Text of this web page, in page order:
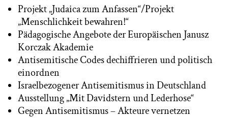
Projekt „Judaica zum Anfassen“/Projekt
„Menschlichkeit bewahren!“
Pädagogische Angebote der Europäischen Janusz
Korczak Akademie
Antisemitische Codes dechiffrieren und politisch
einordnen
Israelbezogener Antisemitismus in Deutschland
Ausstellung „Mit Davidstern und Lederhose“
Gegen Antisemitismus – Akteure vernetzen